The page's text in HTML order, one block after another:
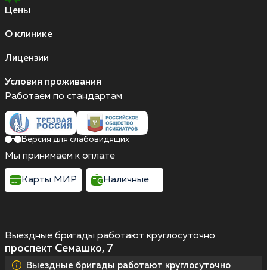
Цены
О клинике
Лицензии
Условия проживания
Выездные бригады работают круглосуточно
проспект Семашко, 7
Выездные бригады работают круглосуточно
Работаем по стандартам
Версия для слабовидящих
Мы принимаем к оплате
Карты МИР Наличные